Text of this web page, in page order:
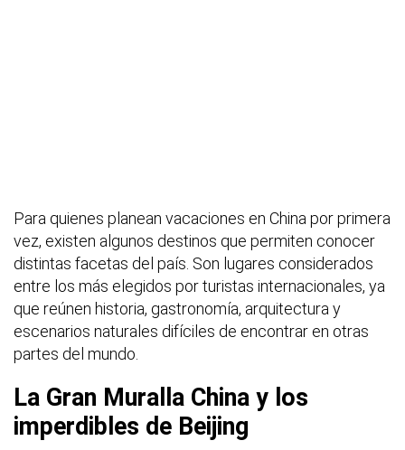
Para quienes planean vacaciones en China por primera
vez, existen algunos destinos que permiten conocer
distintas facetas del país. Son lugares considerados
entre los más elegidos por turistas internacionales, ya
que reúnen historia, gastronomía, arquitectura y
escenarios naturales difíciles de encontrar en otras
partes del mundo.
La Gran Muralla China y los
imperdibles de Beijing